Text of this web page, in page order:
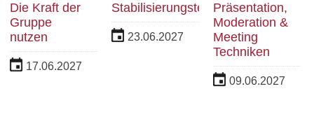
Die Kraft der
Gruppe
nutzen
17.06.2027
Stabilisierungstechniken
23.06.2027
Präsentation,
Moderation &
Meeting
Techniken
09.06.2027